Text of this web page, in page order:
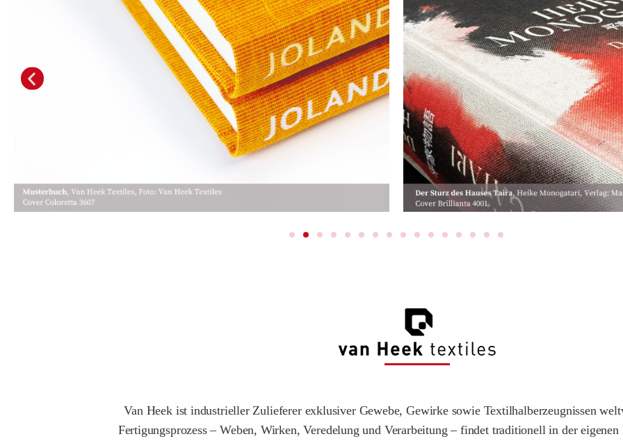
Van Heek ist industrieller Zulieferer exklusiver Gewebe, Gewirke sowie Textilhalberzeugnissen
Fertigungsprozess – Weben, Wirken, Veredelung und Verarbeitung – findet traditionell in der